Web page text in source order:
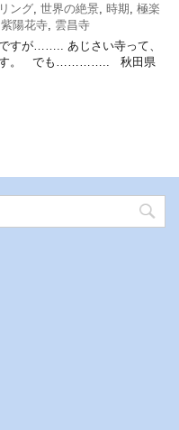
ング 世界の絶景 時期 極楽
紫陽花寺 雲昌寺
すが…….. あじさい寺って、
す。 でも………….. 秋田県